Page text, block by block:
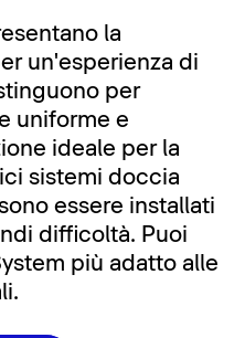
la
un'esperienza di
per
uniforme e
ideale per la
sistemi doccia
essere installati
difficoltà. Puoi
più adatto alle